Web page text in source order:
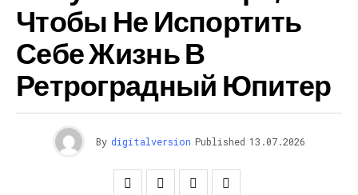
Чтобы Не Испортить
Себе Жизнь В
Ретроградный Юпитер
By digitalversion Published 13.07.2026